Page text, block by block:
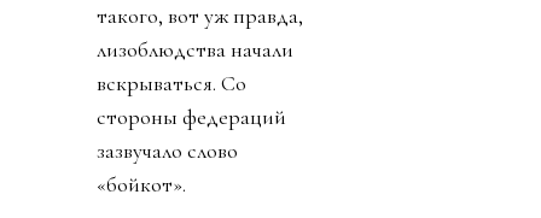
такого, вот уж правда,
лизоблюдства начали
вскрываться. Со
стороны федераций
зазвучало слово
«бойкот».